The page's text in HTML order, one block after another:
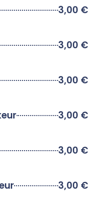
3,00 €
3,00 €
3,00 €
3,00 €
3,00 €
3,00 €